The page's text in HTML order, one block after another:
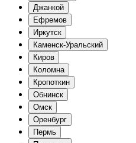
Джанкой
Ефремов
Иркутск
Каменск-Уральский
Киров
Коломна
Кропоткин
Обнинск
Омск
Оренбург
Пермь